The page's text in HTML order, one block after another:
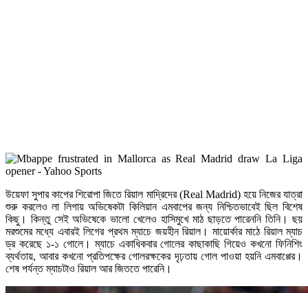
উয়েফা সুপার কাপের শিরোপা জিতে রিয়াল মাদ্রিদের (Real Madrid) হয়ে নিজের যাত্রা
শুরু করলেও লা লিগায় অভিষেকটা কিলিয়ান এমবাপের জন্য নিশ্চিতভাবেই ছিল বিশেষ
কিছু। কিন্তু সেই অভিষেকে ভালো খেলেও হাসিমুখে মাঠ ছাড়তে পারেননি তিনি। ছয়
মরশুমের মধ্যে এবারই লিগের প্রথম ম্যাচে জয়হীন রিয়াল। মায়োর্কার মাঠে রিয়াল ম্যাচ
ড্র করেছে ১-১ গোলে। ম্যাচে একাধিকবার গোলের কাছাকাছি গিয়েও কখনো ফিনিশিং
ব্যর্থতায়, আবার কখনো প্রতিপক্ষের গোলরক্ষকের দৃঢ়তায় গোল পাওয়া হয়নি এমবাপ্পের।
শেষ পর্যন্ত ম্যাচটাও রিয়াল আর জিততে পারেনি।